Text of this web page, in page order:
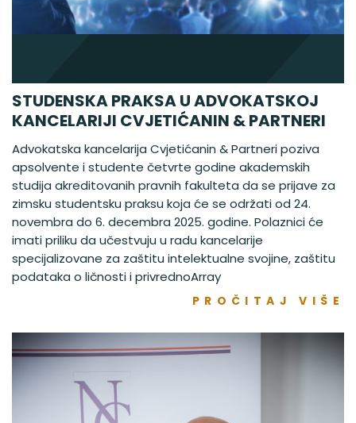
STUDENSKA PRAKSA U ADVOKATSKOJ
KANCELARIJI CVJETIĆANIN & PARTNERI
Advokatska kancelarija Cvjetićanin & Partneri poziva
apsolvente i studente četvrte godine akademskih
studija akreditovanih pravnih fakulteta da se prijave za
zimsku studentsku praksu koja će se održati od 24.
novembra do 6. decembra 2025. godine. Polaznici će
imati priliku da učestvuju u radu kancelarije
specijalizovane za zaštitu intelektualne svojine, zaštitu
podataka o ličnosti i privrednoArray
PROČITAJ VIŠE